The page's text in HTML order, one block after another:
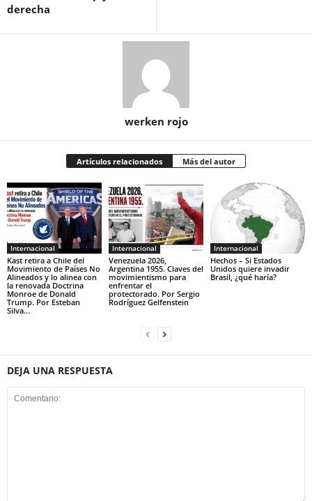
derecha
werken rojo
Artículos relacionados Más del autor
Internacional
Kast retira a Chile del
Movimiento de Países No
Alineados y lo alinea con
la renovada Doctrina
Monroe de Donald
Trump. Por Esteban
Silva...
Internacional
Venezuela 2026,
Argentina 1955. Claves del
movimientismo para
enfrentar el
protectorado. Por Sergio
Rodríguez Gelfenstein
Internacional
Hechos – Si Estados
Unidos quiere invadir
Brasil, ¿qué haría?
DEJA UNA RESPUESTA